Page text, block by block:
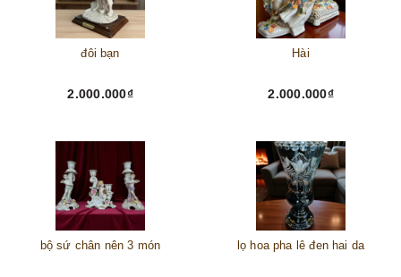
đôi bạn
2.000.000₫
Hài
2.000.000₫
bộ sứ chân nên 3 món lọ hoa pha lê đen hai da